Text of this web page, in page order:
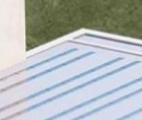
жишээнд
урсгалын
практик